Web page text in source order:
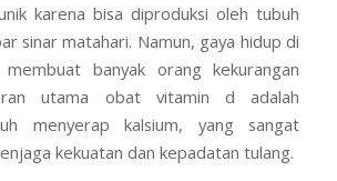
karena bisa diproduksi oleh tubuh
sinar matahari. Namun, gaya hidup di
banyak orang kekurangan
utama obat vitamin d adalah
menyerap kalsium, yang sangat
kekuatan dan kepadatan tulang.